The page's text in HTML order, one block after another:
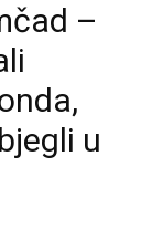
–
u